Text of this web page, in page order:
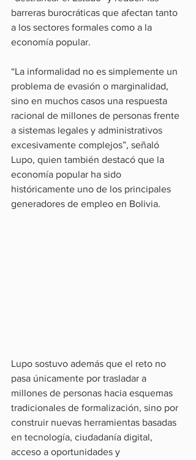
barreras burocráticas que afectan tanto
a los sectores formales como a la
economía popular.
“La informalidad no es simplemente un
problema de evasión o marginalidad,
sino en muchos casos una respuesta
racional de millones de personas frente
a sistemas legales y administrativos
excesivamente complejos”, señaló
Lupo, quien también destacó que la
economía popular ha sido
históricamente uno de los principales
generadores de empleo en Bolivia.
Lupo sostuvo además que el reto no
pasa únicamente por trasladar a
millones de personas hacia esquemas
tradicionales de formalización, sino por
construir nuevas herramientas basadas
en tecnología, ciudadanía digital,
acceso a oportunidades y